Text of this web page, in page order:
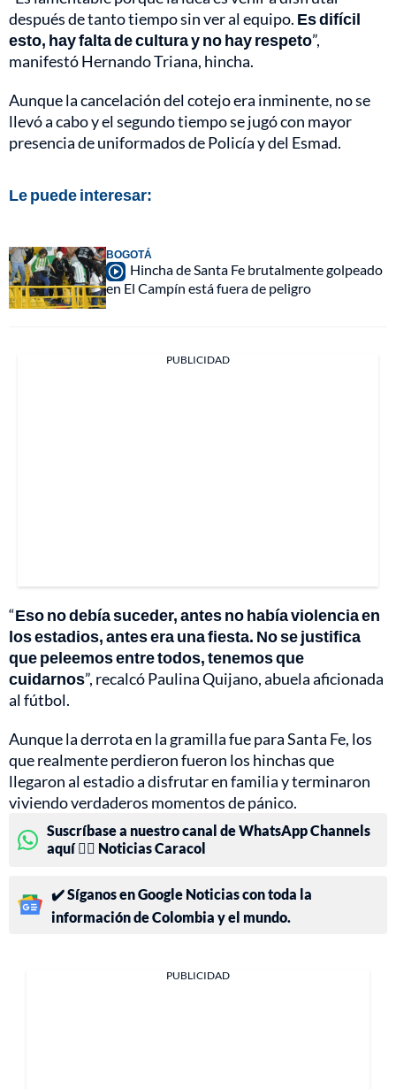
después de tanto tiempo sin ver al equipo. Es difícil
esto, hay falta de cultura y no hay respeto”,
manifestó Hernando Triana, hincha.
Aunque la cancelación del cotejo era inminente, no se
llevó a cabo y el segundo tiempo se jugó con mayor
presencia de uniformados de Policía y del Esmad.
Le puede interesar:
BOGOTÁ
Hincha de Santa Fe brutalmente golpeado
en El Campín está fuera de peligro
PUBLICIDAD
“Eso no debía suceder, antes no había violencia en
los estadios, antes era una fiesta. No se justifica
que peleemos entre todos, tenemos que
cuidarnos”, recalcó Paulina Quijano, abuela aficionada
al fútbol.
Aunque la derrota en la gramilla fue para Santa Fe, los
que realmente perdieron fueron los hinchas que
llegaron al estadio a disfrutar en familia y terminaron
viviendo verdaderos momentos de pánico.
Suscríbase a nuestro canal de WhatsApp Channels
aquí 👉🏻 Noticias Caracol
✔️ Síganos en Google Noticias con toda la
información de Colombia y el mundo.
PUBLICIDAD